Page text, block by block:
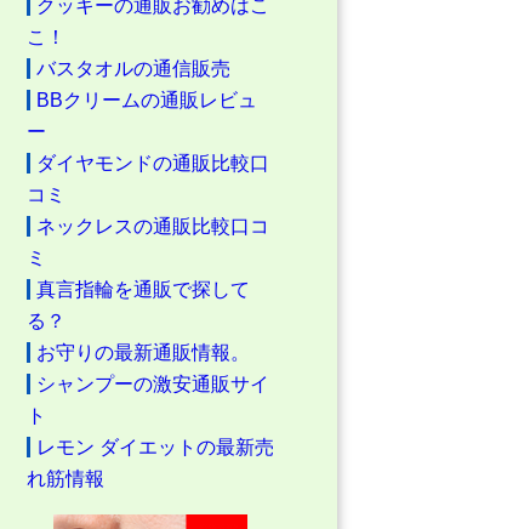
クッキーの通販お勧めはこ
こ！
バスタオルの通信販売
BBクリームの通販レビュ
ー
ダイヤモンドの通販比較口
コミ
ネックレスの通販比較口コ
ミ
真言指輪を通販で探して
る？
お守りの最新通販情報。
シャンプーの激安通販サイ
ト
レモン ダイエットの最新売
れ筋情報